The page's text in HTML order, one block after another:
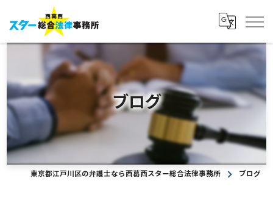
ブログ
東京都江戸川区の弁護士なら西葛西スター総合法律事務所 ブログ